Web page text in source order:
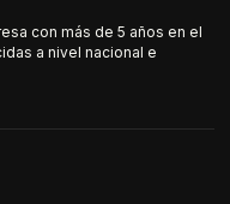
con más de 5 años en el
a nivel nacional e